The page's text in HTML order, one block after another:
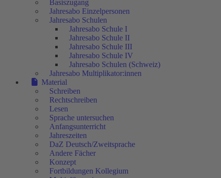
Basiszugang
Jahresabo Einzelpersonen
Jahresabo Schulen
Jahresabo Schule I
Jahresabo Schule II
Jahresabo Schule III
Jahresabo Schule IV
Jahresabo Schulen (Schweiz)
Jahresabo Multiplikator:innen
Material
Schreiben
Rechtschreiben
Lesen
Sprache untersuchen
Anfangsunterricht
Jahreszeiten
DaZ Deutsch/Zweitsprache
Andere Fächer
Konzept
Fortbildungen Kollegium